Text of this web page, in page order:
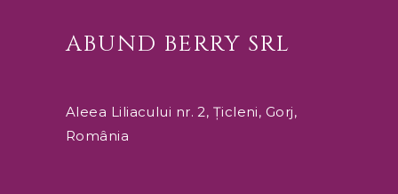
ABUND BERRY SRL
Aleea Liliacului nr. 2, Țicleni, Gorj,
România